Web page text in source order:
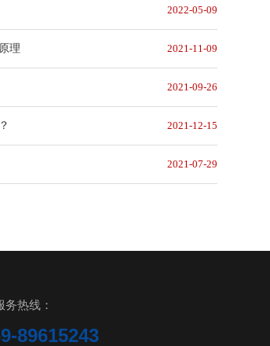
2022-05-09
理 2021-11-09
2021-09-26
2021-12-15
2021-07-29
务热线：
89615243